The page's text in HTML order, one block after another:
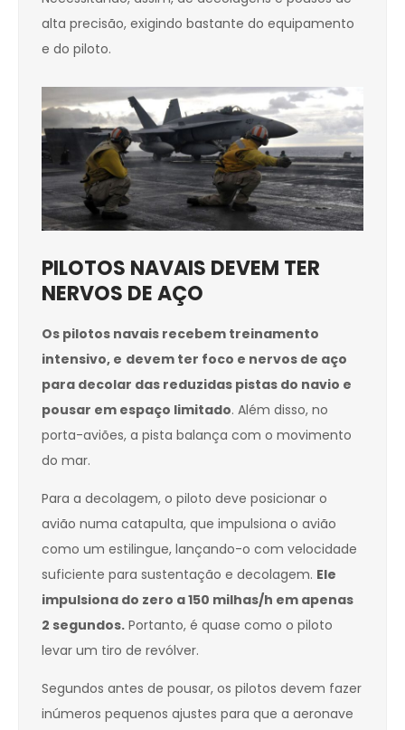
alta precisão, exigindo bastante do equipamento
e do piloto.
PILOTOS NAVAIS DEVEM TER
NERVOS DE AÇO
Os pilotos navais recebem treinamento
intensivo, e devem ter foco e nervos de aço
para decolar das reduzidas pistas do navio e
pousar em espaço limitado. Além disso, no
porta-aviões, a pista balança com o movimento
do mar.
Para a decolagem, o piloto deve posicionar o
avião numa catapulta, que impulsiona o avião
como um estilingue, lançando-o com velocidade
suficiente para sustentação e decolagem. Ele
impulsiona do zero a 150 milhas/h em apenas
2 segundos. Portanto, é quase como o piloto
levar um tiro de revólver.
Segundos antes de pousar, os pilotos devem fazer
inúmeros pequenos ajustes para que a aeronave